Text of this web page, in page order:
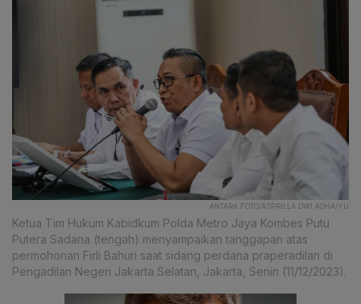
ANTARA FOTO/ASPRILLA DWI ADHA/YU
Ketua Tim Hukum Kabidkum Polda Metro Jaya Kombes Putu
Putera Sadana (tengah) menyampaikan tanggapan atas
permohonan Firli Bahuri saat sidang perdana praperadilan di
Pengadilan Negeri Jakarta Selatan, Jakarta, Senin (11/12/2023).